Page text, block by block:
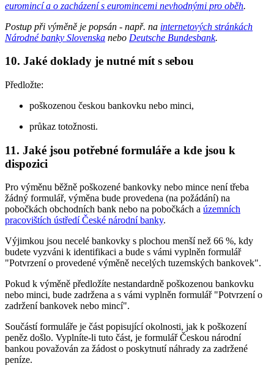
euromincí a o zacházení s euromincemi nevhodnými pro oběh.
Postup při výměně je popsán - např. na internetových stránkách
Národné banky Slovenska nebo Deutsche Bundesbank.
10. Jaké doklady je nutné mít s sebou
Předložte:
poškozenou českou bankovku nebo minci,
průkaz totožnosti.
11. Jaké jsou potřebné formuláře a kde jsou k
dispozici
Pro výměnu běžně poškozené bankovky nebo mince není třeba
žádný formulář, výměna bude provedena (na požádání) na
pobočkách obchodních bank nebo na pobočkách a územních
pracovištích ústředí České národní banky.
Výjimkou jsou necelé bankovky s plochou menší než 66 %, kdy
budete vyzváni k identifikaci a bude s vámi vyplněn formulář
"Potvrzení o provedené výměně necelých tuzemských bankovek".
Pokud k výměně předložíte nestandardně poškozenou bankovku
nebo minci, bude zadržena a s vámi vyplněn formulář "Potvrzení o
zadržení bankovek nebo mincí".
Součástí formuláře je část popisující okolnosti, jak k poškození
peněz došlo. Vyplníte-li tuto část, je formulář Českou národní
bankou považován za žádost o poskytnutí náhrady za zadržené
peníze.